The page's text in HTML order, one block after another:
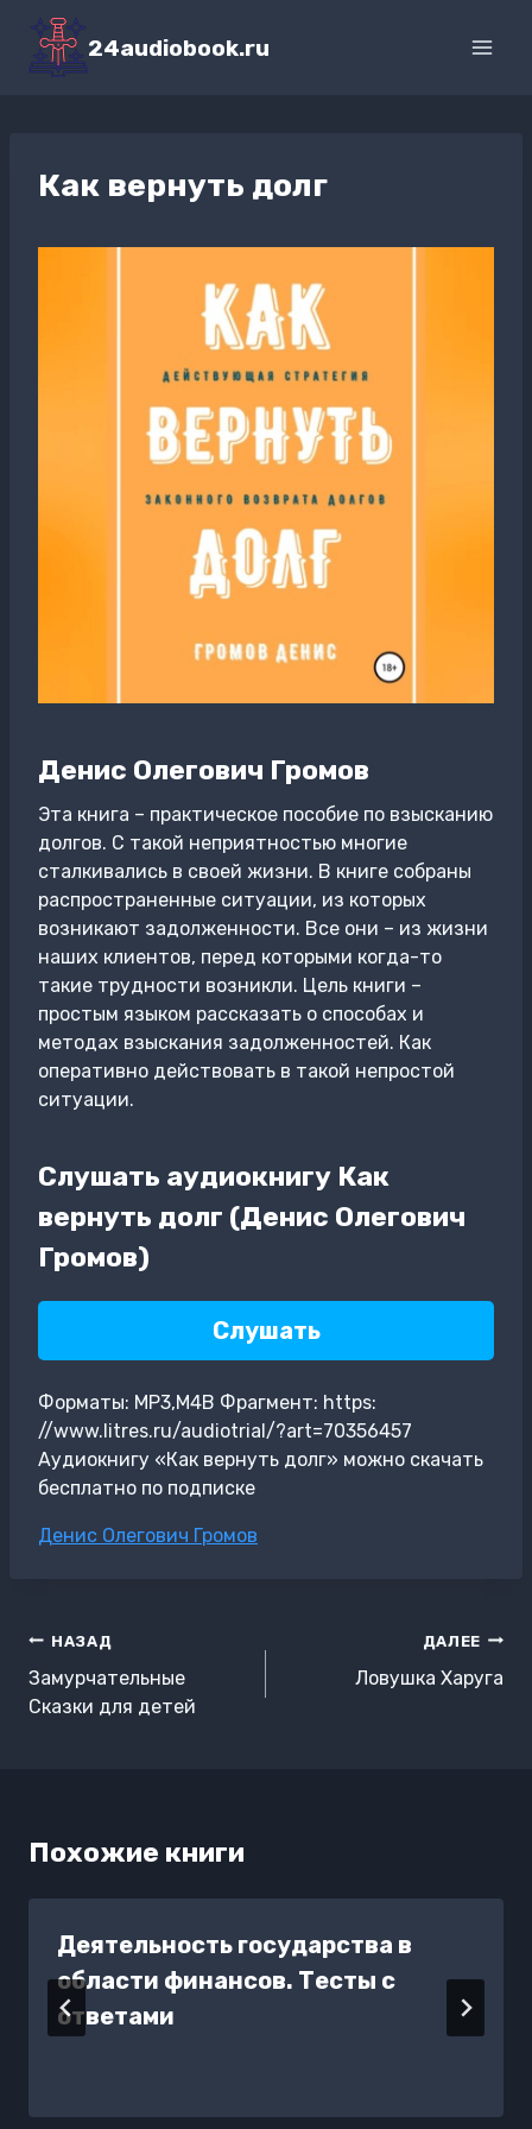
Перейти
содержимому
24audiobook.ru
Как вернуть долг
Денис Олегович Громов
Эта книга – практическое пособие по взысканию
долгов. С такой неприятностью многие
сталкивались в своей жизни. В книге собраны
распространенные ситуации, из которых
возникают задолженности. Все они – из жизни
наших клиентов, перед которыми когда-то
такие трудности возникли. Цель книги –
простым языком рассказать о способах и
методах взыскания задолженностей. Как
оперативно действовать в такой непростой
ситуации.
Слушать аудиокнигу Как
вернуть долг (Денис Олегович
Громов)
Слушать
Форматы: MP3,M4B Фрагмент: https:
//www.litres.ru/audiotrial/?art=70356457
Аудиокнигу «Как вернуть долг» можно скачать
бесплатно по подписке
Метки
Денис Олегович Громов
Навигация
по
записям
НАЗАД
Замурчательные
Сказки для детей
ДАЛЕЕ
Ловушка Харуга
Похожие книги
Деятельность государства в
области финансов. Тесты с
ответами